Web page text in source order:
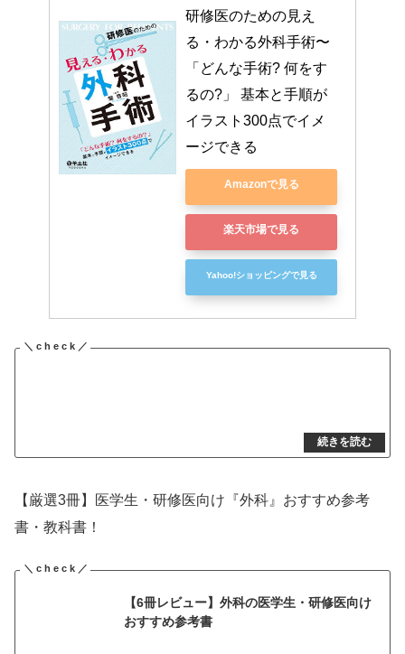
研修医のための見え
る・わかる外科手術〜
「どんな手術? 何をす
るの?」 基本と手順が
イラスト300点でイメ
ージできる
Amazonで見る
楽天市場で見る
Yahoo!ショッピングで見る
【厳選3冊】医学生・研修医向け『外科』おすすめ参考
書・教科書！
【6冊レビュー】外科の医学生・研修医向け
おすすめ参考書